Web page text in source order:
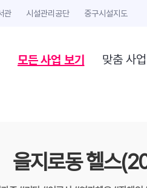
관 시설관리공단 중구시설지도
모든 사업 보기 맞춤 사
을지로동 헬스